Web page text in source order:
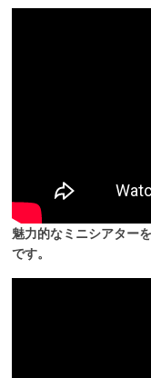
魅力的なミニシアター
です。